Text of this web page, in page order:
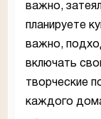
важно,
планируете
важно,
включать
творческие
каждого